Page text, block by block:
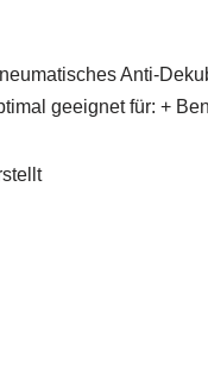
Anti-
geeignet für: +